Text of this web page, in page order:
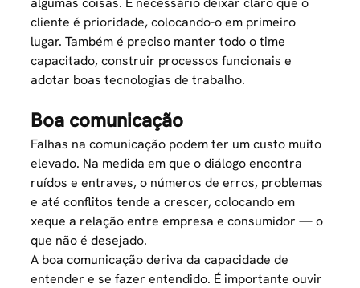
cliente é prioridade, colocando-o em primeiro
lugar. Também é preciso manter todo o time
capacitado, construir processos funcionais e
adotar boas tecnologias de trabalho.
Boa comunicação
Falhas na comunicação podem ter um custo muito
elevado. Na medida em que o diálogo encontra
ruídos e entraves, o números de erros, problemas
e até conflitos tende a crescer, colocando em
xeque a relação entre empresa e consumidor — o
que não é desejado.
A boa comunicaçãoderiva da capacidade de
entender e se fazer entendido. É importante ouvir